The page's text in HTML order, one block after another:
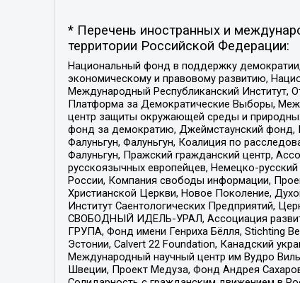
* Перечень иностранных и
территории Российской Федерации:
Национальный фонд в поддержку
экономическому и правовому развитию,
Международный Республиканский Институт,
Платформа за Демократические Выборы,
центр защиты окружающей среды и
фонд за демократию, Джеймстаунский фонд,
Фалуньгун, Фалуньгун, Коалиция по
Фалуньгун, Пражский гражданский центр,
русскоязычных европейцев, Немецко-
России, Компания свободы информации,
Христианской Церкви, Новое Поколение,
Институт Саентологических Предприятий,
СВОБОДНЫЙ ИДЕЛЬ-УРАЛ, Ассоциация
ГРУПА, Фонд имени Генриха Бёлля, Stichting
Эстонии, Calvert 22 Foundation, Канадский
Международный научный центр им Вудро
Швеции, Проект Медуза, Фонд Андрея